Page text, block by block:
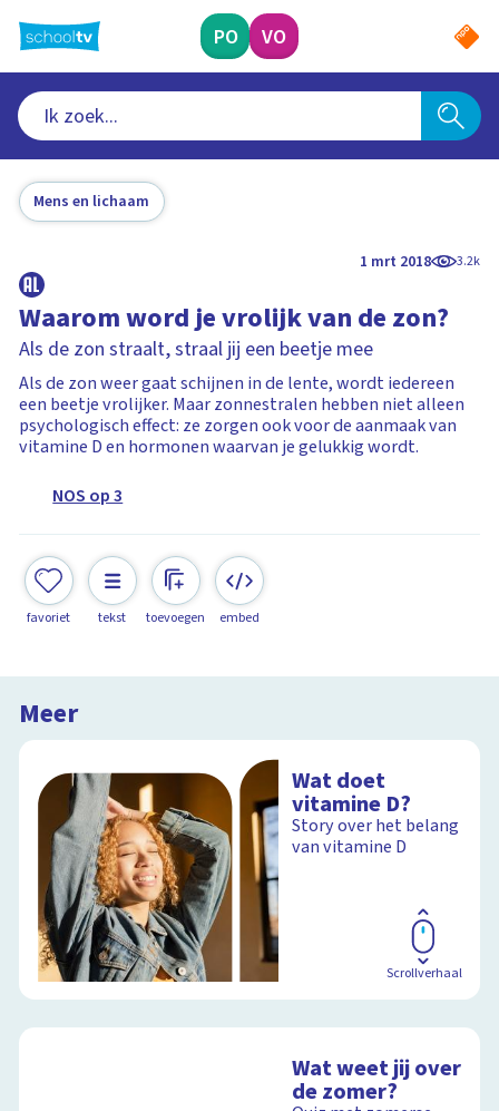
naar
hoofdinhoud
PO VO
Mens en lichaam
1 mrt 2018 3.2k
Waarom word je vrolijk van de zon?
Als de zon straalt, straal jij een beetje mee
Als de zon weer gaat schijnen in de lente, wordt iedereen
een beetje vrolijker. Maar zonnestralen hebben niet alleen
psychologisch effect: ze zorgen ook voor de aanmaak van
vitamine D en hormonen waarvan je gelukkig wordt.
NOS op 3
favoriet tekst toevoegen embed
Meer
Wat doet
vitamine D?
Story over het belang
van vitamine D
Scrollverhaal
Wat weet jij over
de zomer?